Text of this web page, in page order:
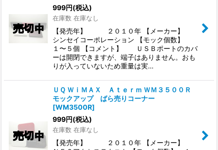
999円(税込)
在庫数 在庫なし
【発売年】 ２０１０年 【メーカー】
シンセイコーポレーション 【モック個数】
１〜５個 【コメント】 ＵＳＢポートのカバ
ーは開閉できますが、端子はありません。おも
りが入っていないため重量は実…
ＵＱ ＷｉＭＡＸ Ａｔｅｒｍ ＷＭ３５００Ｒ
モックアップ ばら売りコーナー
[WM3500R]
999円(税込)
在庫数 在庫なし
【発売年】 ２０１０年 【メーカー】